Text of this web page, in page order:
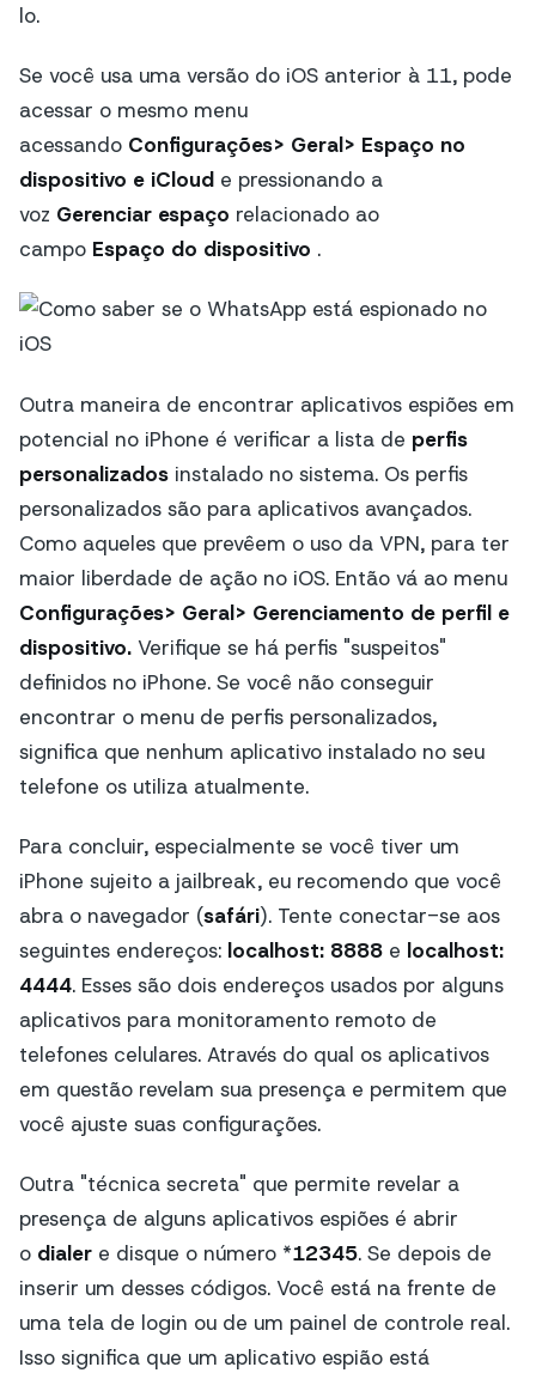
lo.
Se você usa uma versão do iOS anterior à 11, pode
acessar o mesmo menu
acessando Configurações> Geral> Espaço no
dispositivo e iCloud e pressionando a
voz Gerenciar espaço relacionado ao
campo Espaço do dispositivo .
Outra maneira de encontrar aplicativos espiões em
potencial no iPhone é verificar a lista de perfis
personalizados instalado no sistema. Os perfis
personalizados são para aplicativos avançados.
Como aqueles que prevêem o uso da VPN, para ter
maior liberdade de ação no iOS. Então vá ao menu
Configurações> Geral> Gerenciamento de perfil e
dispositivo. Verifique se há perfis "suspeitos"
definidos no iPhone. Se você não conseguir
encontrar o menu de perfis personalizados,
significa que nenhum aplicativo instalado no seu
telefone os utiliza atualmente.
Para concluir, especialmente se você tiver um
iPhone sujeito a jailbreak, eu recomendo que você
abra o navegador (safári). Tente conectar-se aos
seguintes endereços: localhost: 8888 e localhost:
4444. Esses são dois endereços usados por alguns
aplicativos para monitoramento remoto de
telefones celulares. Através do qual os aplicativos
em questão revelam sua presença e permitem que
você ajuste suas configurações.
Outra "técnica secreta" que permite revelar a
presença de alguns aplicativos espiões é abrir
o dialer e disque o número *12345. Se depois de
inserir um desses códigos. Você está na frente de
uma tela de login ou de um painel de controle real.
Isso significa que um aplicativo espião está